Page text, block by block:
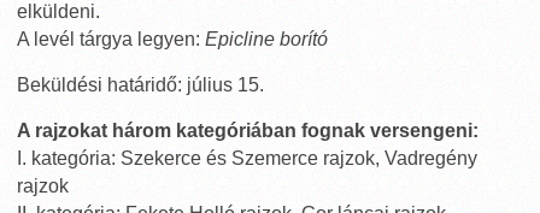
elküldeni.
A levél tárgya legyen: Epicline borító
Beküldési határidő: július 15.
A rajzokat három kategóriában fognak versengeni:
I. kategória: Szekerce és Szemerce rajzok, Vadregény
rajzok